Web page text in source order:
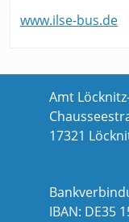
www.ilse-bus.de
Amt
17321
IBAN: DE35